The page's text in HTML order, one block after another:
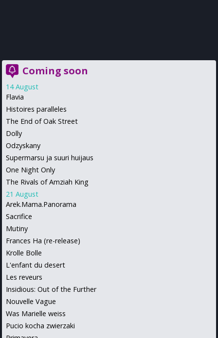
Coming soon
14 August
Flavia
Histoires paralleles
The End of Oak Street
Dolly
Odzyskany
Supermarsu ja suuri huijaus
One Night Only
The Rivals of Amziah King
21 August
Arek.Mama.Panorama
Sacrifice
Mutiny
Frances Ha (re-release)
Krolle Bolle
L'enfant du desert
Les reveurs
Insidious: Out of the Further
Nouvelle Vague
Was Marielle weiss
Pucio kocha zwierzaki